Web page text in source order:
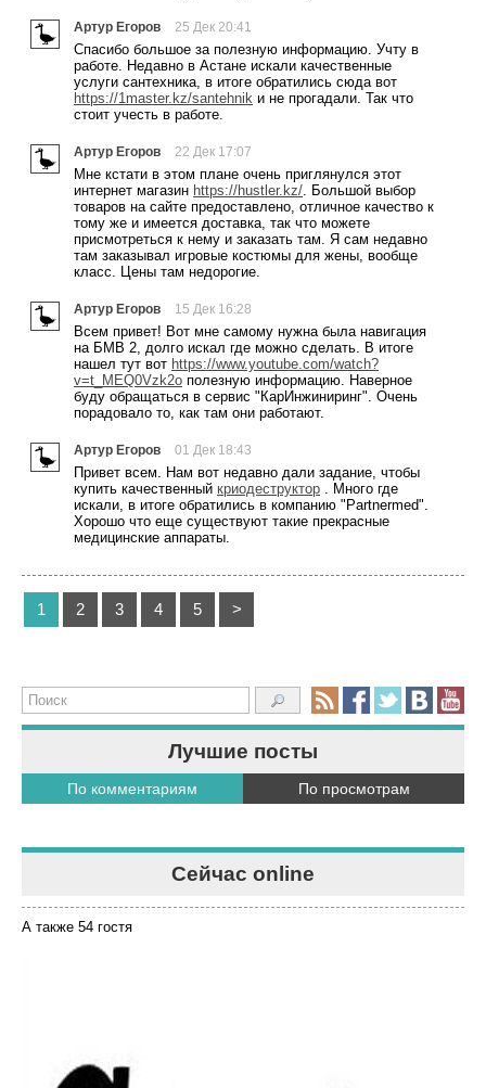
Лучшие посты
По комментариям По просмотрам
Сейчас online
А также 54 гостя
Артур Егоров 25 Дек 20:41
Спасибо большое за полезную информацию. Учту в
работе. Недавно в Астане искали качественные
услуги сантехника, в итоге обратились сюда вот
https://1master.kz/santehnik и не прогадали. Так что
стоит учесть в работе.
Артур Егоров 22 Дек 17:07
Мне кстати в этом плане очень приглянулся этот
интернет магазин https://hustler.kz/. Большой выбор
товаров на сайте предоставлено, отличное качество к
тому же и имеется доставка, так что можете
присмотреться к нему и заказать там. Я сам недавно
там заказывал игровые костюмы для жены, вообще
класс. Цены там недорогие.
Артур Егоров 15 Дек 16:28
Всем привет! Вот мне самому нужна была навигация
на БМВ 2, долго искал где можно сделать. В итоге
нашел тут вот https://www.youtube.com/watch?
v=t_MEQ0Vzk2o полезную информацию. Наверное
буду обращаться в сервис "КарИнжиниринг". Очень
порадовало то, как там они работают.
Артур Егоров 01 Дек 18:43
Привет всем. Нам вот недавно дали задание, чтобы
купить качественный криодеструктор . Много где
искали, в итоге обратились в компанию "Partnermed".
Хорошо что еще существуют такие прекрасные
медицинские аппараты.
1 2 3 4 5 >